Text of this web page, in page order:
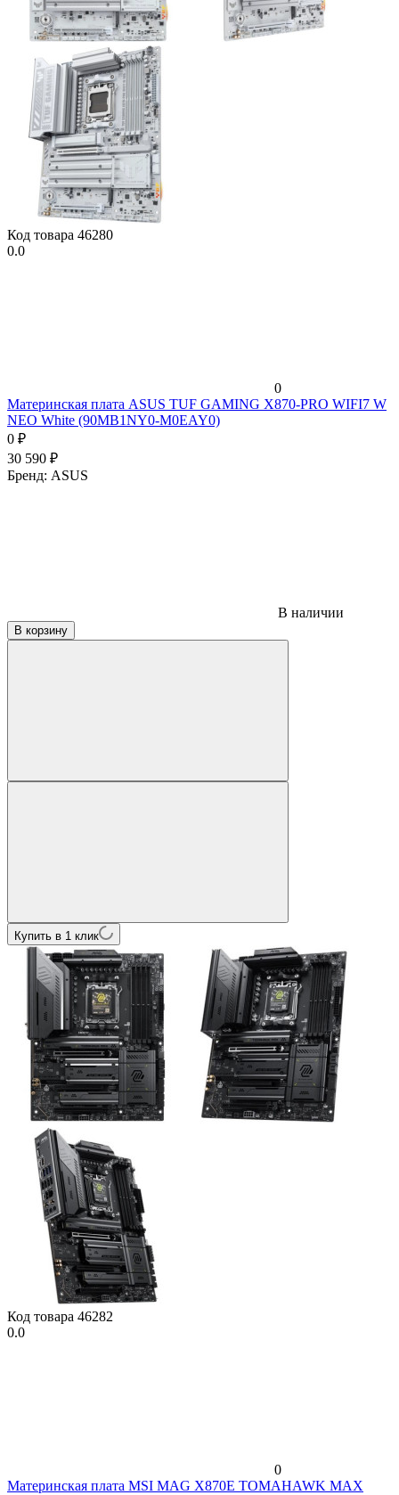
Код товара 46280
0.0
0
Материнская плата ASUS TUF GAMING X870-PRO WIFI7 W
NEO White (90MB1NY0-M0EAY0)
0 ₽
30 590 ₽
Бренд: ASUS
В наличии
В корзину
Купить в 1 клик
Код товара 46282
0.0
0
Материнская плата MSI MAG X870E TOMAHAWK MAX